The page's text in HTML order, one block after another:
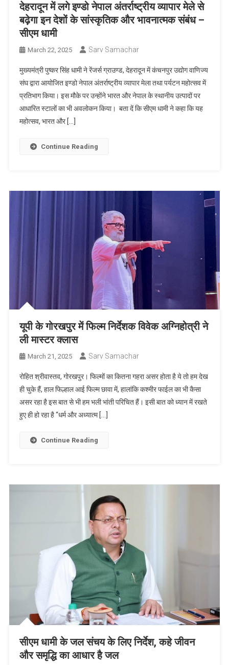
देहरादून में लगे इण्डो नेपाल अंतर्राष्ट्रीय व्यापार मेले से
बढ़ेगा इन देशों के सांस्कृतिक और भावनात्मक संबंध –
सीएम धामी
March 22, 2025 Sarv Samachar
मुख्यमंत्री पुष्कर सिंह धामी ने रेंजर्स ग्राउण्ड, देहरादून में कंचनपुर उद्योग वाणिज्य
संघ द्वारा आयोजित इण्डो नेपाल अंतर्राष्ट्रीय व्यापार मेला तथा पर्यटन महोत्सव में
प्रतिभाग किया। इस मौके पर उन्होंने भारत और नेपाल के स्थानीय उत्पादों पर
आधारित स्टालों का भी अवलोकन किया। बता दें कि सीएम धामी ने कहा कि यह
महोत्सव, भारत और […]
Continue Reading
यूपी के गोरखपुर में फिल्म निर्देशक विवेक अग्निहोत्री ने
ली मास्टर क्लास
March 21, 2025 Sarv Samachar
रोहित श्रीवास्तव, गोरखपुर। फिल्मों का कितना गहरा असर होता है ये तो हम देख
ही चुके हैं, हाल फिल्हाल आई फिल्म छावा में, हालांकि कश्मीर फाईल का भी कैसा
असर रहा है इस बात से भी हम भली भांती परिचित हैं। इसी बात को ध्यान में रखते
हुए ही हो रहा है “धर्म और अध्यात्म […]
Continue Reading
सीएम धामी के जल संचय के लिए निर्देश, कहे जीवन
और समृद्धि का आधार है जल